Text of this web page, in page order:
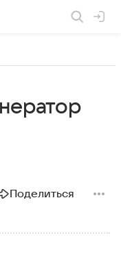
Поделиться